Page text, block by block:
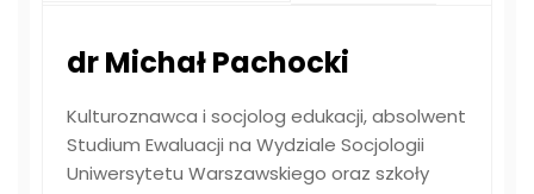
dr Michał Pachocki
Kulturoznawca i socjolog edukacji, absolwent
Studium Ewaluacji na Wydziale Socjologii
Uniwersytetu Warszawskiego oraz szkoły